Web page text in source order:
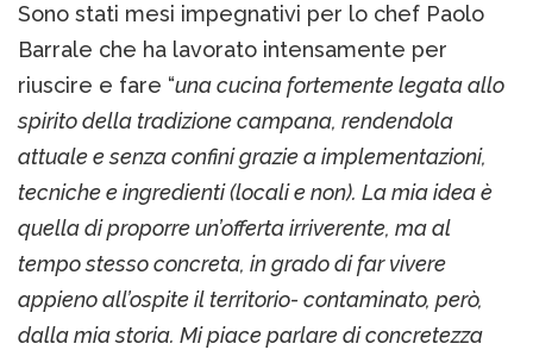
Sono stati mesi impegnativi per lo chef Paolo
Barrale che ha lavorato intensamente per
riuscire e fare “una cucina fortemente legata allo
spirito della tradizione campana, rendendola
attuale e senza confini grazie a implementazioni,
tecniche e ingredienti (locali e non). La mia idea è
quella di proporre un’offerta irriverente, ma al
tempo stesso concreta, in grado di far vivere
appieno all’ospite il territorio- contaminato, però,
dalla mia storia. Mi piace parlare di concretezza